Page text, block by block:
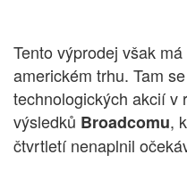
Tento výprodej však
americkém trhu. Tam
technologických akcií v
výsledků Broadcomu,
čtvrtletí nenaplnil